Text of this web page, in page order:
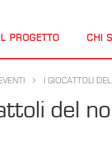
IL PROGETTO CHI
I GIOCATTOLI
del